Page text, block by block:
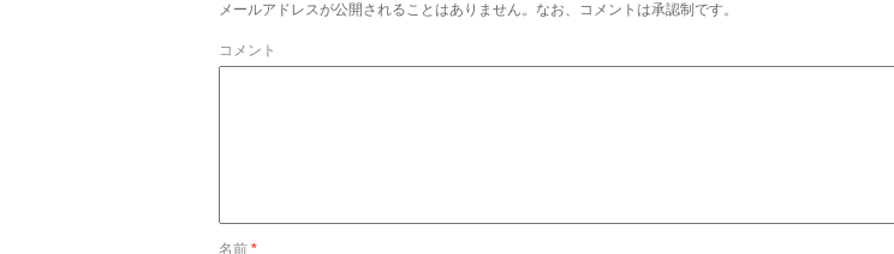
メールアドレスが公開されることはありません。なお、コメントは承認制です。
コメント
名前 *